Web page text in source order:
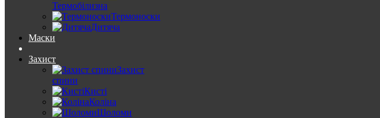
Термобілизна
Термоноски
Дитяча
Маски
Захист
Захист
спини
Кисті
Коліна
Шоломи